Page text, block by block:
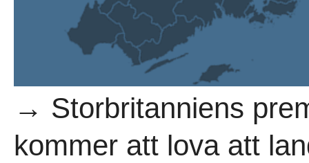
→ Storbritanniens
kommer att lova att